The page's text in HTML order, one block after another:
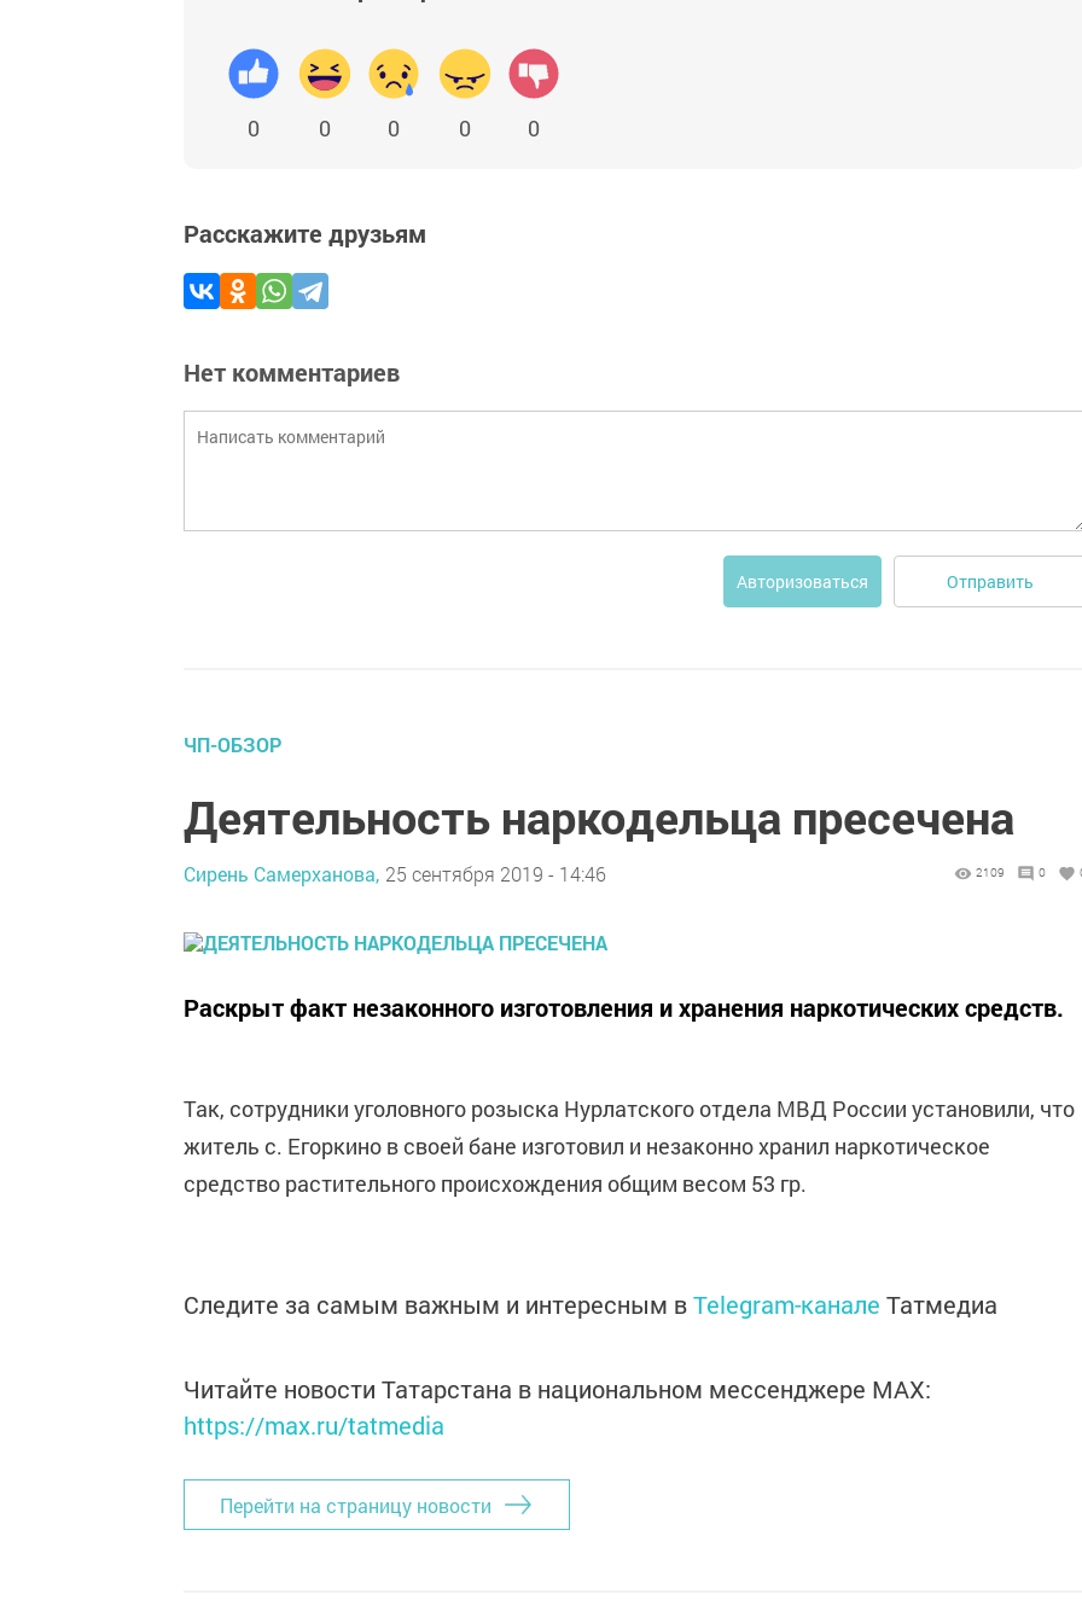
0 0 0 0 0
Расскажите друзьям
Нет комментариев
Авторизоваться Отправить
ЧП-ОБЗОР
Деятельность наркодельца пресечена
Сирень Самерханова, 25 сентября 2019 - 14:46 2109 0
Раскрыт факт незаконного изготовления и хранения наркотических средств.
Так, сотрудники уголовного розыска Нурлатского отдела МВД России установили, что
житель с. Егоркино в своей бане изготовил и незаконно хранил наркотическое
средство растительного происхождения общим весом 53 гр.
Следите за самым важным и интересным вTelegram-канале Татмедиа
Читайте новости Татарстана в национальном мессенджере MАХ:
https://max.ru/tatmedia
Перейти на страницу новости